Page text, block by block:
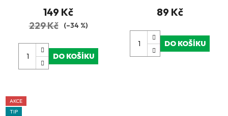
149 Kč
229 Kč (–34 %)
DO KOŠÍKU
89 Kč
DO KOŠÍKU
AKCE
TIP